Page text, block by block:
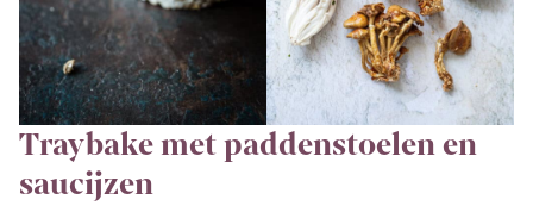
Traybake met paddenstoelen en
saucijzen